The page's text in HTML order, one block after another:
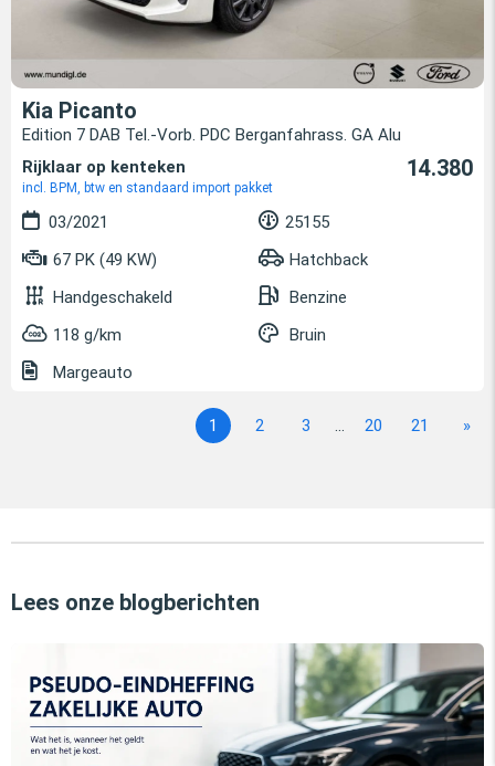
Kia Picanto
Edition 7 DAB Tel.-Vorb. PDC Berganfahrass. GA Alu
Rijklaar op kenteken
incl. BPM, btw en standaard import pakket
14.380
03/2021
25155
67 PK (49 KW)
Hatchback
Handgeschakeld
Benzine
118 g/km
Bruin
Margeauto
1 2 3 ... 20 21 »
Lees onze blogberichten